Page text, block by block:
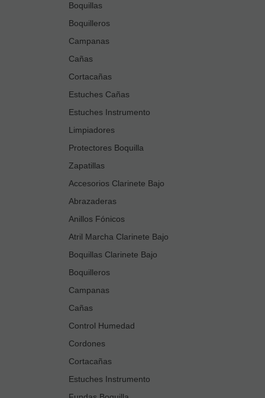
Boquillas
Boquilleros
Campanas
Cañas
Cortacañas
Estuches Cañas
Estuches Instrumento
Limpiadores
Protectores Boquilla
Zapatillas
Accesorios Clarinete Bajo
Abrazaderas
Anillos Fónicos
Atril Marcha Clarinete Bajo
Boquillas Clarinete Bajo
Boquilleros
Campanas
Cañas
Control Humedad
Cordones
Cortacañas
Estuches Instrumento